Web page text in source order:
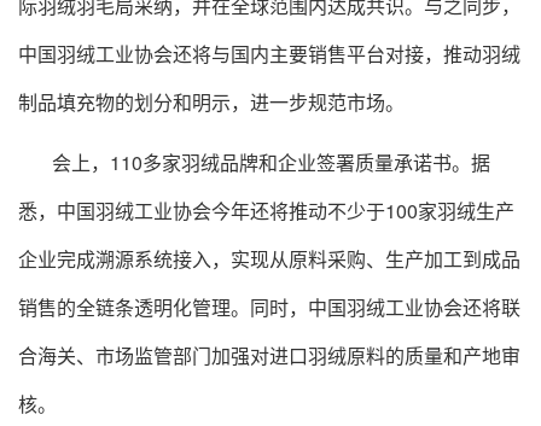
中国羽绒工业协会还将与国内主要销售平台对接，推动羽绒
制品填充物的划分和明示，进一步规范市场。
会上，110多家羽绒品牌和企业签署质量承诺书。据
悉，中国羽绒工业协会今年还将推动不少于100家羽绒生产
企业完成溯源系统接入，实现从原料采购、生产加工到成品
销售的全链条透明化管理。同时，中国羽绒工业协会还将联
合海关、市场监管部门加强对进口羽绒原料的质量和产地审
核。